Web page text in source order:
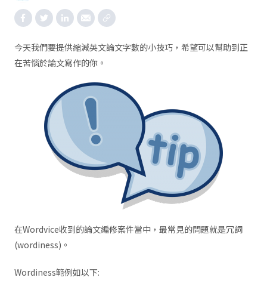
今天我們要提供縮減英文論文字數的小技巧，希望可以幫助到正
在苦惱於論文寫作的你。
在Wordvice收到的論文編修案件當中，最常見的問題就是冗詞
(wordiness)。
Wordiness範例如以下: